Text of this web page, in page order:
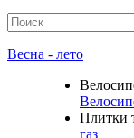
Весна - лето
Плитки
газ